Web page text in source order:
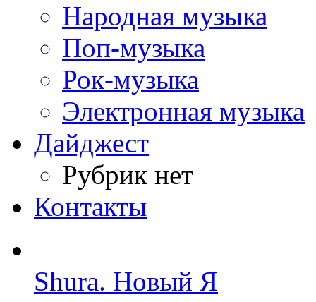
Народная музыка
Поп-музыка
Рок-музыка
Электронная музыка
Дайджест
Рубрик нет
Контакты
Shura. Новый Я